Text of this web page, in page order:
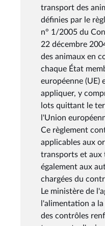
transport des
définies par le
n° 1/2005 du
22 décembre
des animaux en
chaque État
européenne (UE)
appliquer, y
lots quittant le
l'Union
Ce règlement
applicables aux
transports et aux
également aux
chargées du
Le ministère de
l'alimentation a
des contrôles